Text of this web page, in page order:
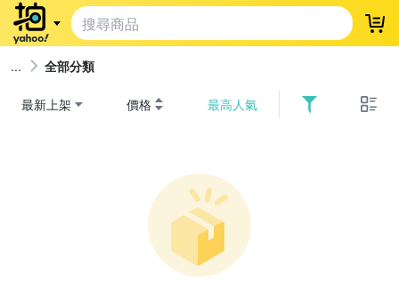
登
全部分類
最新上架 價格 最高人氣